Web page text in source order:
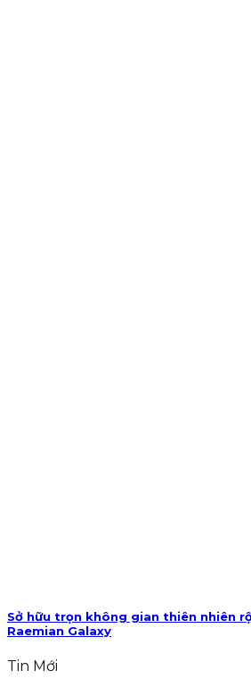
Sở hữu trọn không gian thiên nhiên
Raemian Galaxy
Tin Mới